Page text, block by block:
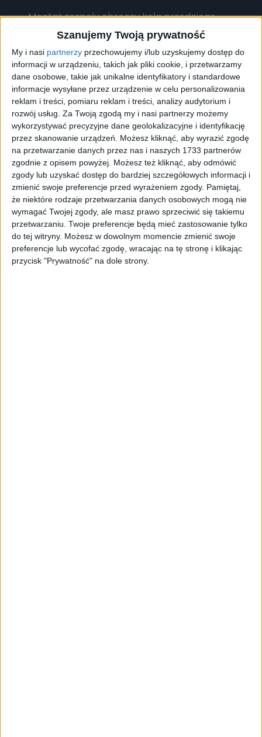
Szanujemy Twoją prywatność
My i nasi partnerzy przechowujemy i/lub uzyskujemy dostęp do
informacji w urządzeniu, takich jak pliki cookie, i przetwarzamy
dane osobowe, takie jak unikalne identyfikatory i standardowe
informacje wysyłane przez urządzenie w celu personalizowania
reklam i treści, pomiaru reklam i treści, analizy audytorium i
rozwój usług. Za Twoją zgodą my i nasi partnerzy możemy
wykorzystywać precyzyjne dane geolokalizacyjne i identyfikację
przez skanowanie urządzeń. Możesz kliknąć, aby wyrazić zgodę
na przetwarzanie danych przez nas i naszych 1733 partnerów
zgodnie z opisem powyżej. Możesz też kliknąć, aby odmówić
zgody lub uzyskać dostęp do bardziej szczegółowych informacji i
zmienić swoje preferencje przed wyrażeniem zgody. Pamiętaj,
że niektóre rodzaje przetwarzania danych osobowych mogą nie
wymagać Twojej zgody, ale masz prawo sprzeciwić się takiemu
przetwarzaniu. Twoje preferencje będą mieć zastosowanie tylko
do tej witryny. Możesz w dowolnym momencie zmienić swoje
preferencje lub wycofać zgodę, wracając na tę stronę i klikając
przycisk "Prywatność" na dole strony.
Montaż zespołu obręczy koła przedniego
Surron jest prosty i łatwy, dzięki czemu
można go szybko zamontować bez
konieczności specjalistycznego narzędzia.
To idealne rozwiązanie dla osób, które cenią
sobie wygodę i szybkość.
Wybierz Surron Zespół obręczy koła
przedniego 19″ i ciesz się niezawodnością,
wytrzymałością i precyzją podczas jazdy na
swoim motorowerze. To kompletny zespół,
który spełni Twoje oczekiwania i pozwoli
cieszyć się doskonałym doświadczeniem
jazdy.